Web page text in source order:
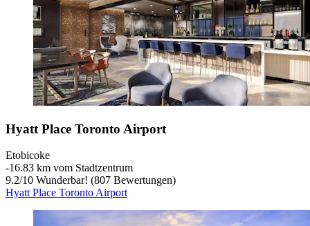
Hyatt Place Toronto Airport
Etobicoke
‐16.83 km vom Stadtzentrum
9.2/10 Wunderbar! (807 Bewertungen)
Hyatt Place Toronto Airport